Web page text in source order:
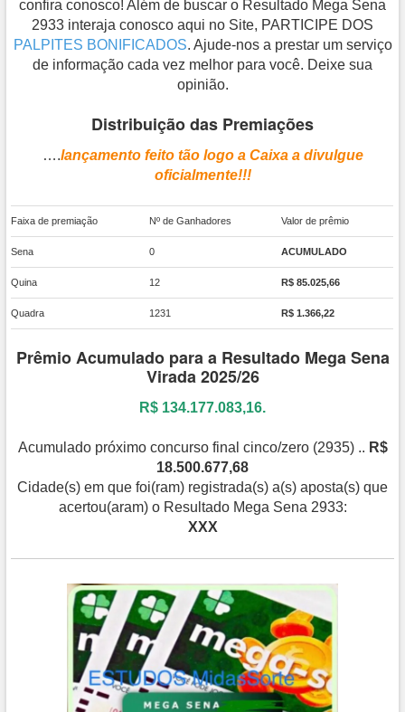
confira conosco! Além de buscar o Resultado Mega Sena
2933 interaja conosco aqui no Site, PARTICIPE DOS
PALPITES BONIFICADOS. Ajude-nos a prestar um serviço
de informação cada vez melhor para você. Deixe sua
opinião.
Distribuição das Premiações
….lançamento feito tão logo a Caixa a divulgue
oficialmente!!!
Faixa de premiação Nº de Ganhadores Valor de prêmio
Sena 0 ACUMULADO
Quina 12 R$ 85.025,66
Quadra 1231 R$ 1.366,22
Prêmio Acumulado para a Resultado Mega Sena
Virada 2025/26
R$ 134.177.083,16.
Acumulado próximo concurso final cinco/zero (2935) .. R$
18.500.677,68
Cidade(s) em que foi(ram) registrada(s) a(s) aposta(s) que
acertou(aram) o Resultado Mega Sena 2933:
XXX